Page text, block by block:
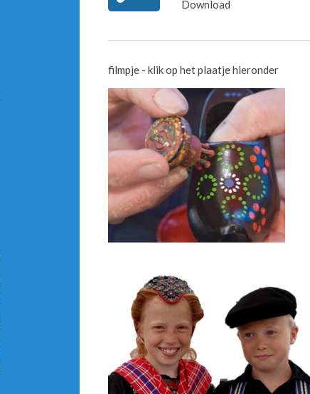
l
Download
filmpje - klik op het plaatje hieronder